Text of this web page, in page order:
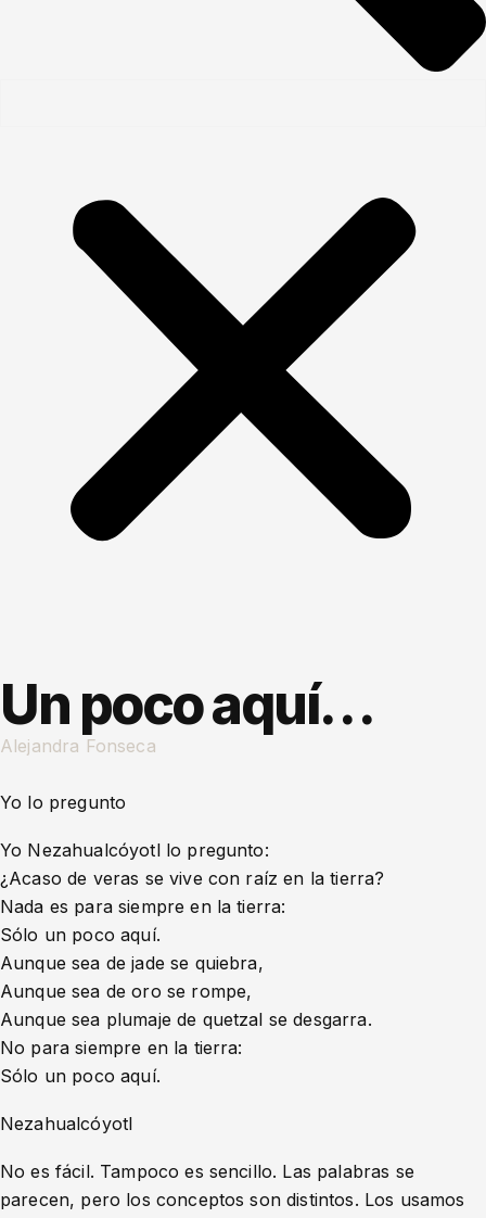
Un poco aquí…
Alejandra Fonseca
Yo lo pregunto
Yo Nezahualcóyotl lo pregunto:
¿Acaso de veras se vive con raíz en la tierra?
Nada es para siempre en la tierra:
Sólo un poco aquí.
Aunque sea de jade se quiebra,
Aunque sea de oro se rompe,
Aunque sea plumaje de quetzal se desgarra.
No para siempre en la tierra:
Sólo un poco aquí.
Nezahualcóyotl
No es fácil. Tampoco es sencillo. Las palabras se
parecen, pero los conceptos son distintos. Los usamos